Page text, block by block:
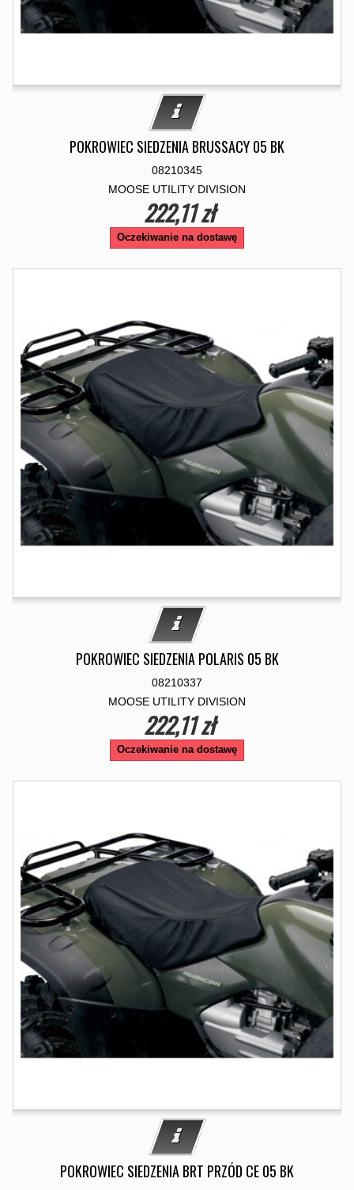
POKROWIEC SIEDZENIA BRUSSACY 05 BK
08210345
MOOSE UTILITY DIVISION
222,11 zł
Oczekiwanie na dostawę
POKROWIEC SIEDZENIA POLARIS 05 BK
08210337
MOOSE UTILITY DIVISION
222,11 zł
Oczekiwanie na dostawę
POKROWIEC SIEDZENIA BRT PRZÓD CE 05 BK